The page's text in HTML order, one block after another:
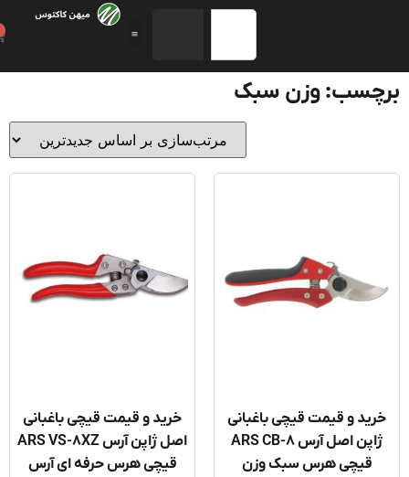
وزن سبک
و قیمت قیچی باغبانی
ژاپن اصل آرس ARS CB-8
قیچی هرس سبک وزن
خرید و قیمت قیچی باغبانی
اصل ژاپن آرس ARS VS-8XZ
قیچی هرس حرفه ای آرس